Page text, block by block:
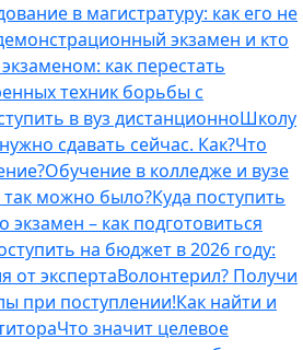
в магистратуру: как его не
экзамен и кто
как перестать
техник борьбы с
в вуз дистанционноШколу
сдавать сейчас. Как?Что
Обучение в колледже и вузе
можно было?Куда поступить
экзамен – как подготовиться
на бюджет в 2026 году:
от экспертаВолонтерил? Получи
при поступлении!Как найти и
Что значит целевое